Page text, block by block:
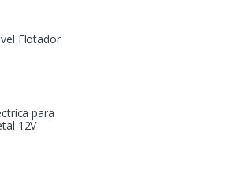
Flotador
para
12V